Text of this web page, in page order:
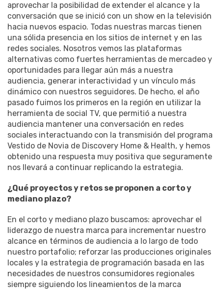
aprovechar la posibilidad de extender el alcance y la
conversación que se inició con un show en la televisión
hacia nuevos espacio. Todas nuestras marcas tienen
una sólida presencia en los sitios de internet y en las
redes sociales. Nosotros vemos las plataformas
alternativas como fuertes herramientas de mercadeo y
oportunidades para llegar aún más a nuestra
audiencia, generar interactividad y un vínculo más
dinámico con nuestros seguidores. De hecho, el año
pasado fuimos los primeros en la región en utilizar la
herramienta de social TV, que permitió a nuestra
audiencia mantener una conversación en redes
sociales interactuando con la transmisión del programa
Vestido de Novia de Discovery Home & Health, y hemos
obtenido una respuesta muy positiva que seguramente
nos llevará a continuar replicando la estrategia.
¿Qué proyectos y retos se proponen a corto y
mediano plazo?
En el corto y mediano plazo buscamos: aprovechar el
liderazgo de nuestra marca para incrementar nuestro
alcance en términos de audiencia a lo largo de todo
nuestro portafolio; reforzar las producciones originales
locales y la estrategia de programación basada en las
necesidades de nuestros consumidores regionales
siempre siguiendo los lineamientos de la marca